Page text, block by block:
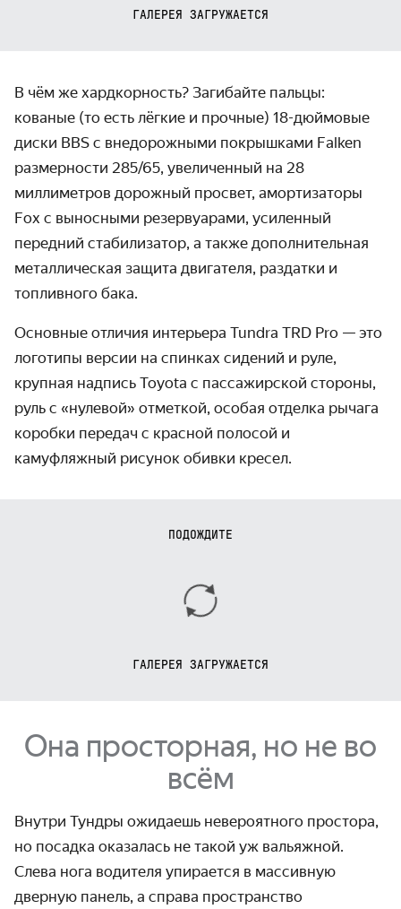
ГАЛЕРЕЯ ЗАГРУЖАЕТСЯ
В чём же хардкорность? Загибайте пальцы:
кованые (то есть лёгкие и прочные) 18-дюймовые
диски BBS с внедорожными покрышками Falken
размерности 285/65, увеличенный на 28
миллиметров дорожный просвет, амортизаторы
Fox с выносными резервуарами, усиленный
передний стабилизатор, а также дополнительная
металлическая защита двигателя, раздатки и
топливного бака.
Основные отличия интерьера Tundra TRD Pro — это
логотипы версии на спинках сидений и руле,
крупная надпись Toyota с пассажирской стороны,
руль с «нулевой» отметкой, особая отделка рычага
коробки передач с красной полосой и
камуфляжный рисунок обивки кресел.
ПОДОЖДИТЕ
ГАЛЕРЕЯ ЗАГРУЖАЕТСЯ
Она просторная, но не во
всём
Внутри Тундры ожидаешь невероятного простора,
но посадка оказалась не такой уж вальяжной.
Слева нога водителя упирается в массивную
дверную панель, а справа пространство